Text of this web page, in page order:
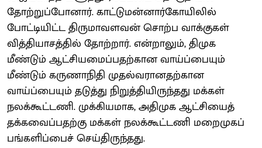
தோற்றுப்போனார். காட்டுமன்னார்கோயிலில்
போட்டியிட்ட திருமாவளவன் சொற்ப வாக்குகள்
வித்தியாசத்தில் தோற்றார். என்றாலும், திமுக
மீண்டும் ஆட்சியமைப்பதற்கான வாய்ப்பையும்
மீண்டும் கருணாநிதி முதல்வரானதற்கான
வாய்ப்பையும் தடுத்து நிறுத்தியிருந்தது மக்கள்
நலக்கூட்டணி. முக்கியமாக, அதிமுக ஆட்சியைத்
தக்கவைப்பதற்கு மக்கள் நலக்கூட்டணி மறைமுகப்
பங்களிப்பைச் செய்திருந்தது.